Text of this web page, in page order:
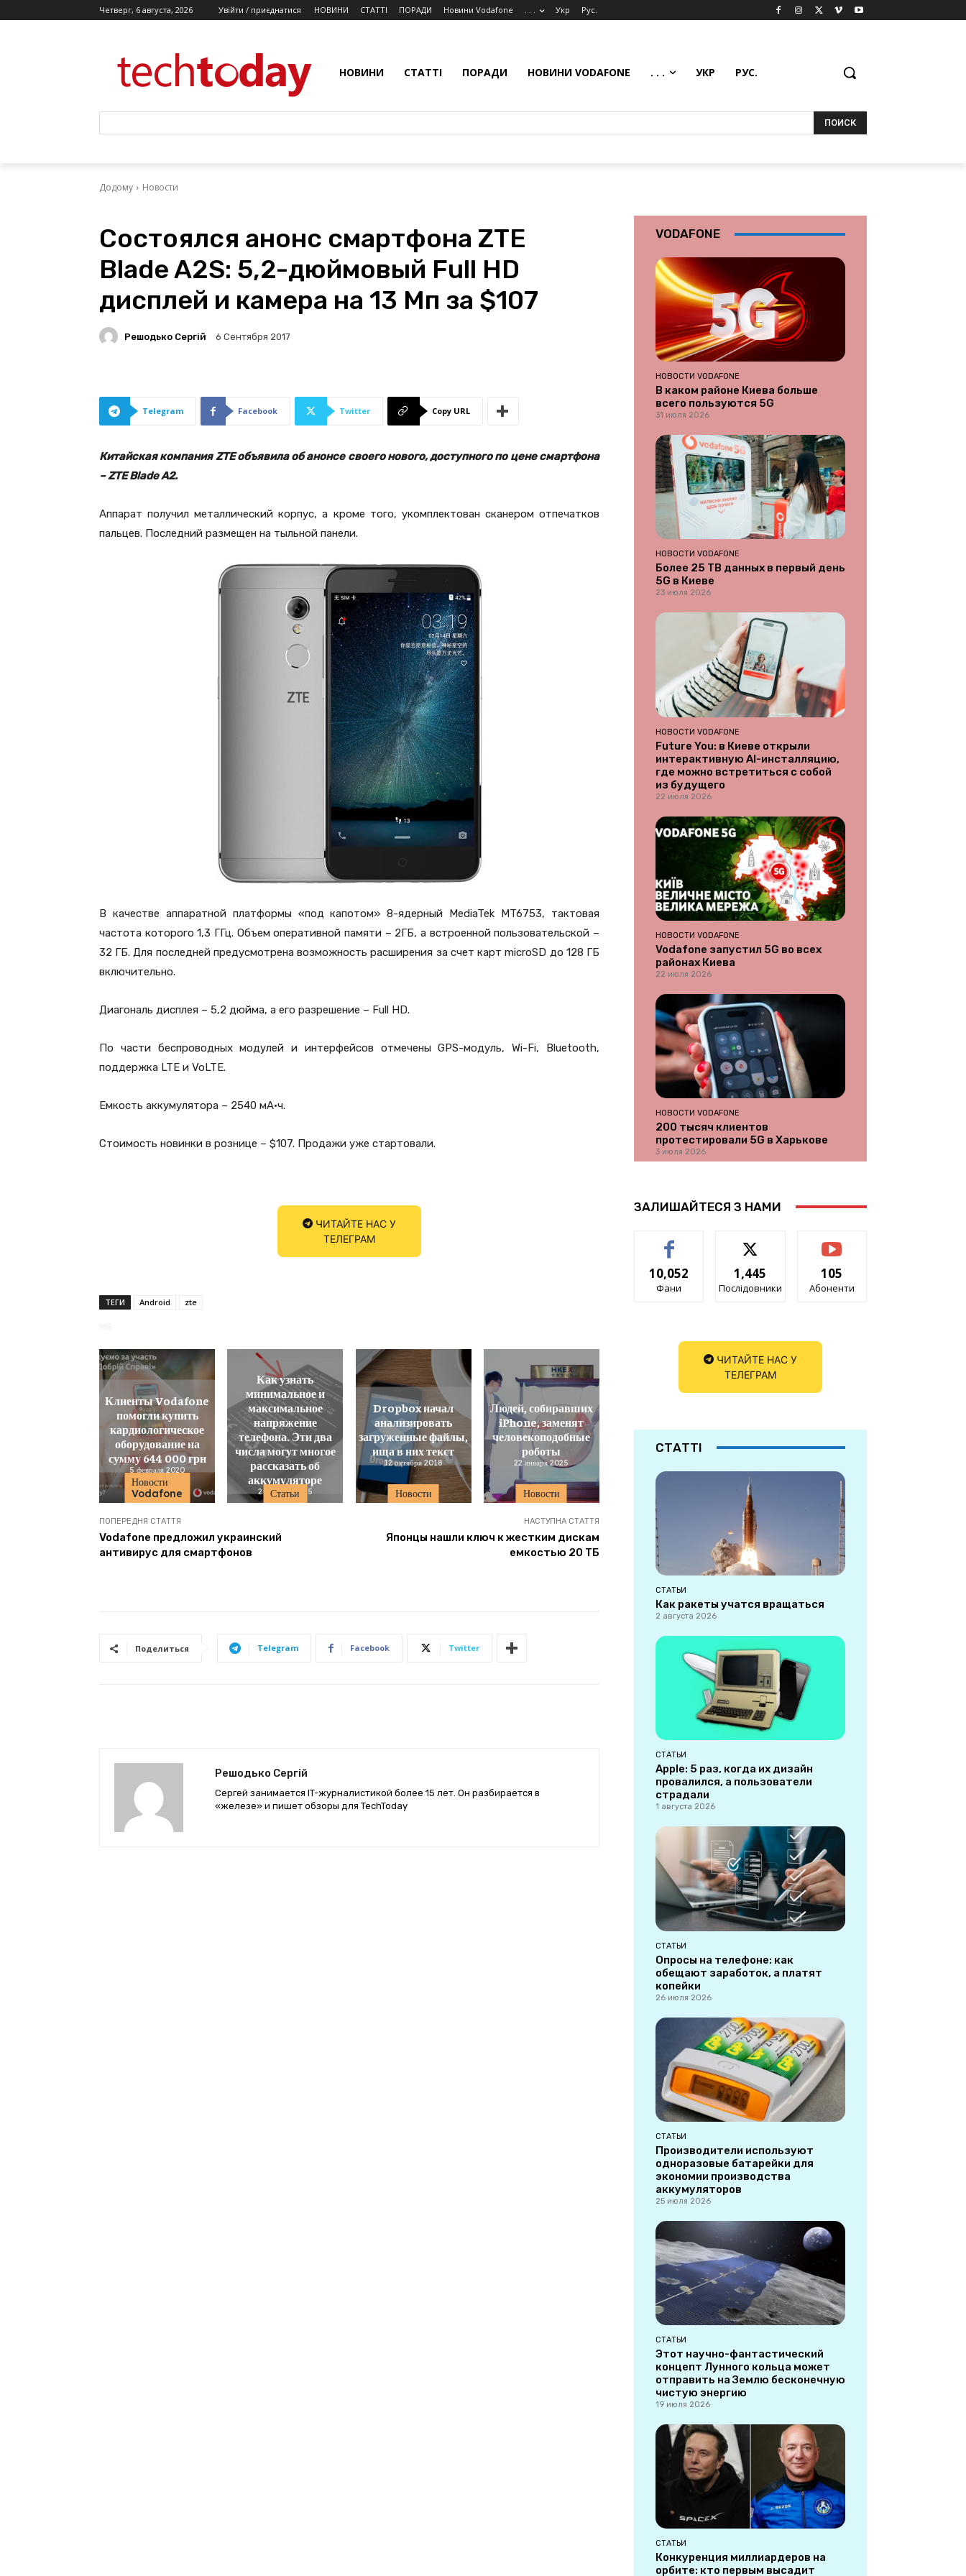
Четверг, 6 августа, 2026 Увійти / приєднатися НОВИНИ СТАТТІ ПОРАДИ Новини Vodafone . . . Укр Рус.
НОВИНИ СТАТТІ ПОРАДИ НОВИНИ VODAFONE . . . УКР РУС.
ПОИСК
Додому Новости
Состоялся анонс смартфона ZTE
Blade A2S: 5,2-дюймовый Full HD
дисплей и камера на 13 Мп за $107
Решодько Сергій 6 Сентября 2017
Telegram Facebook Twitter Copy URL
Китайская компания ZTE объявила об анонсе своего нового, доступного по цене смартфона
– ZTE Blade A2.
Аппарат получил металлический корпус, а кроме того, укомплектован сканером отпечатков
пальцев. Последний размещен на тыльной панели.
В качестве аппаратной платформы «под капотом» 8-ядерный MediaTek MT6753, тактовая
частота которого 1,3 ГГц. Объем оперативной памяти – 2ГБ, а встроенной пользовательской –
32 ГБ. Для последней предусмотрена возможность расширения за счет карт microSD до 128 ГБ
включительно.
Диагональ дисплея – 5,2 дюйма, а его разрешение – Full HD.
По части беспроводных модулей и интерфейсов отмечены GPS-модуль, Wi-Fi, Bluetooth,
поддержка LTE и VoLTE.
Емкость аккумулятора – 2540 мА·ч.
Стоимость новинки в рознице – $107. Продажи уже стартовали.
ЧИТАЙТЕ НАС У
ТЕЛЕГРАМ
ТЕГИ Android zte
Новости
Vodafone
Клиенты Vodafone
помогли купить
кардиологическое
оборудование на
сумму 644 000 грн
5 февраля 2020
Статьи
Как узнать
минимальное и
максимальное
напряжение
телефона. Эти два
числа могут многое
рассказать об
аккумуляторе
2 октября 2025 Новости
Dropbox начал
анализировать
загруженные файлы,
ища в них текст
12 октября 2018
Новости
Людей, собиравших
iPhone, заменят
человекоподобные
роботы
22 января 2025
ПОПЕРЕДНЯ СТАТТЯ
Vodafone предложил украинский
антивирус для смартфонов
НАСТУПНА СТАТТЯ
Японцы нашли ключ к жестким дискам
емкостью 20 ТБ
Поделиться Telegram Facebook Twitter
Решодько Сергій
Сергей занимается IT-журналистикой более 15 лет. Он разбирается в
«железе» и пишет обзоры для TechToday
VODAFONE
НОВОСТИ VODAFONE
В каком районе Киева больше
всего пользуются 5G
31 июля 2026
НОВОСТИ VODAFONE
Более 25 ТВ данных в первый день
5G в Киеве
23 июля 2026
НОВОСТИ VODAFONE
Future You: в Киеве открыли
интерактивную AI-инсталляцию,
где можно встретиться с собой
из будущего
22 июля 2026
НОВОСТИ VODAFONE
Vodafone запустил 5G во всех
районах Киева
22 июля 2026
НОВОСТИ VODAFONE
200 тысяч клиентов
протестировали 5G в Харькове
3 июля 2026
ЗАЛИШАЙТЕСЯ З НАМИ
10,052
Фани
1,445
Послідовники
105
Абоненти
ЧИТАЙТЕ НАС У
ТЕЛЕГРАМ
СТАТТІ
СТАТЬИ
Как ракеты учатся вращаться
2 августа 2026
СТАТЬИ
Apple: 5 раз, когда их дизайн
провалился, а пользователи
страдали
1 августа 2026
СТАТЬИ
Опросы на телефоне: как
обещают заработок, а платят
копейки
26 июля 2026
СТАТЬИ
Производители используют
одноразовые батарейки для
экономии производства
аккумуляторов
25 июля 2026
СТАТЬИ
Этот научно-фантастический
концепт Лунного кольца может
отправить на Землю бесконечную
чистую энергию
19 июля 2026
СТАТЬИ
Конкуренция миллиардеров на
орбите: кто первым высадит